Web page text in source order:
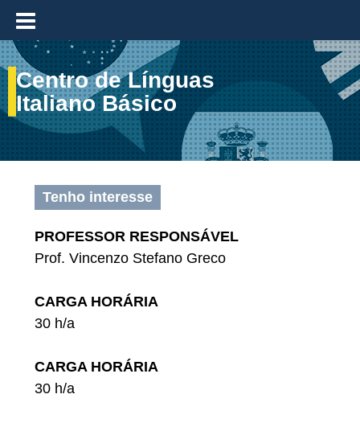
≡
Centro de Línguas
Italiano Básico
Tenho interesse
PROFESSOR RESPONSÁVEL
Prof. Vincenzo Stefano Greco
CARGA HORÁRIA
30 h/a
CARGA HORÁRIA
30 h/a